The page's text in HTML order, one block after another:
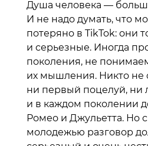
Душа человека —
И не надо думать, что
потеряно в TikTok: они
и серьезные. Иногда
поколения, не
их мышления. Никто не
ни первый поцелуй, ни
и в каждом поколении
Ромео и Джульетта. Но
молодежью разговор